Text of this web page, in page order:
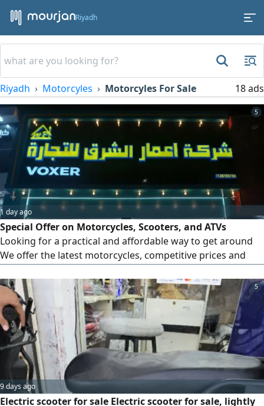
Riyadh
Riyadh Motorcyles Motorcyles For Sale 18 ads
5
1 day ago
Special Offer on Motorcycles, Scooters, and ATVs
Looking for a practical and affordable way to get around
We offer the latest motorcycles, competitive prices and
Warranty and after - sales service Free maintenance for life
Easy installment plans available through Tabby and Tamara
Call WhatsApp 966 57 872
5
9 days ago
Electric scooter for sale Electric scooter for sale, lightly